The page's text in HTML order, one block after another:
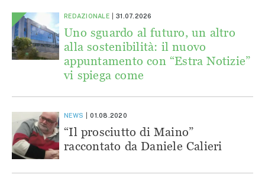
REDAZIONALE 31.07.2026
Uno sguardo al futuro, un altro
alla sostenibilità: il nuovo
appuntamento con “Estra Notizie”
vi spiega come
NEWS 01.08.2020
“Il prosciutto di Maino”
raccontato da Daniele Calieri